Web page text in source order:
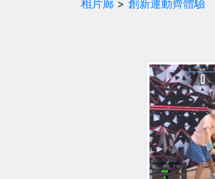
相片廊 > 創新運動齊體驗